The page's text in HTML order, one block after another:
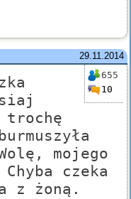
29.11.2014
655
10
mojego
czeka
z żoną.